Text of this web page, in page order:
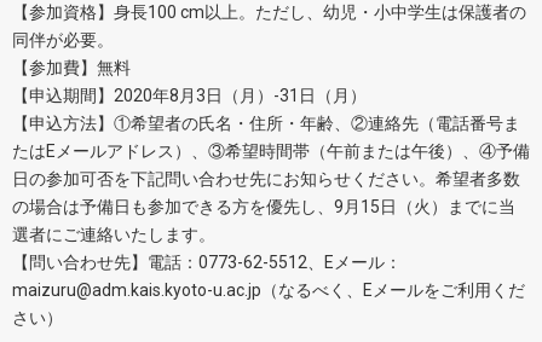
【参加資格】身長100 cm以上。ただし、幼児・小中学生は保護者の
同伴が必要。
【参加費】無料
【申込期間】2020年8月3日（月）-31日（月）
【申込方法】①希望者の氏名・住所・年齢、②連絡先（電話番号ま
たはEメールアドレス）、③希望時間帯（午前または午後）、④予備
日の参加可否を下記問い合わせ先にお知らせください。希望者多数
の場合は予備日も参加できる方を優先し、9月15日（火）までに当
選者にご連絡いたします。
【問い合わせ先】電話：0773-62-5512、Eメール：
maizuru@adm.kais.kyoto-u.ac.jp（なるべく、Eメールをご利用くだ
さい）